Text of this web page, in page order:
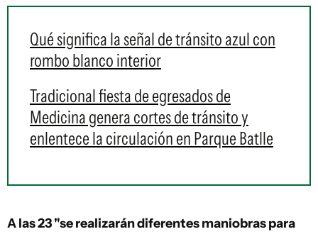
Qué significa la señal de tránsito azul con
rombo blanco interior
Tradicional fiesta de egresados de
Medicina genera cortes de tránsito y
enlentece la circulación en Parque Batlle
A las 23 "se realizarán diferentes maniobras para